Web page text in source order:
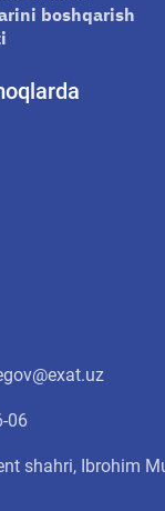
boshqarish
06
shahri, Ibrohim